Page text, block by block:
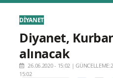
DİYANET
Diyanet,
alınacak
26.06.2020 - 15:02 |
15:02